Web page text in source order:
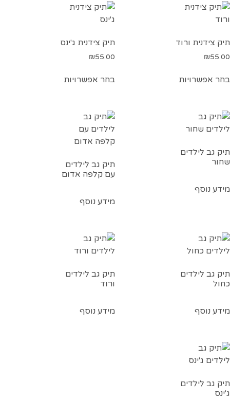
תיק צידנית ורוד
₪55.00
בחר אפשרויות
תיק צידנית ג'ינס
₪55.00
בחר אפשרויות
תיק גב לילדים
שחור
מידע נוסף
תיק גב לילדים
עם קלפה אדום
מידע נוסף
תיק גב לילדים
כחול
מידע נוסף
תיק גב לילדים
ורוד
מידע נוסף
תיק גב לילדים
ג'ינס